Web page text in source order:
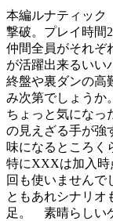
本編ルナティッ
撃破。プレイ時間
仲間全員がそれぞ
が活躍出来るいい
終盤や裏ダンの高
み次第でしょうか。
ちょっと気になっ
の見えざる手が強
味になるところく
特にXXXは加入時
回も使いませんで
ともあれシナリオ
足。 素晴らしい